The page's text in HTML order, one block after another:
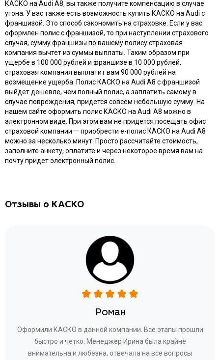
КАСКО на Audi A8, вы также получите компенсацию в случае
угона. У вас также есть возможность купить КАСКО на Audi с
франшизой. Это способ сэкономить на страховке. Если у вас
оформлен полис с франшизой, то при наступлении страхового
случая, сумму франшизы по вашему полису страховая
компания вычтет из суммы выплаты. Таким образом при
ущербе в 100 000 рублей и франшизе в 10 000 рублей,
страховая компания выплатит вам 90 000 рублей на
возмещение ущерба. Полис КАСКО на Audi A8 с франшизой
выйдет дешевле, чем полный полис, а заплатить самому в
случае повреждения, придется совсем небольшую сумму. На
нашем сайте оформить полис КАСКО на Audi A8 можно в
электронном виде. При этом вам не придется посещать офис
страховой компании — приобрести e-полис КАСКО на Audi A8
можно за несколько минут. Просто рассчитайте стоимость,
заполните анкету, оплатите и через некоторое время вам на
почту придет электронный полис.
Отзывы о КАСКО
Роман
Оформили КАСКО в данной компании. Все этапы прошли
быстро и четко. Менеджер Ирина была крайне
внимательна и любезна, отвечала на все вопросы